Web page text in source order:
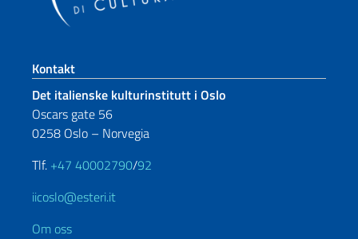
Footer section
Kontakt
Det italienske kulturinstitutt i Oslo
Oscars gate 56
0258 Oslo – Norvegia
Tlf. +47 40002790/92
iicoslo@esteri.it
Om oss